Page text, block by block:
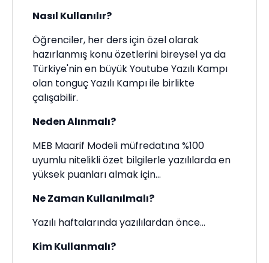
Nasıl Kullanılır?
Öğrenciler, her ders için özel olarak
hazırlanmış konu özetlerini bireysel ya da
Türkiye'nin en büyük Youtube Yazılı Kampı
olan tonguç Yazılı Kampı ile birlikte
çalışabilir.
Neden Alınmalı?
MEB Maarif Modeli müfredatına %100
uyumlu nitelikli özet bilgilerle yazılılarda en
yüksek puanları almak için...
Ne Zaman Kullanılmalı?
Yazılı haftalarında yazılılardan önce...
Kim Kullanmalı?